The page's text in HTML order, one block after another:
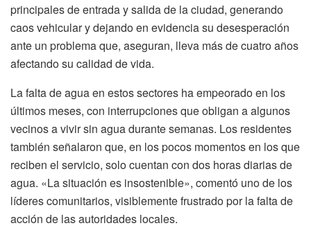
principales de entrada y salida de la ciudad, generando
caos vehicular y dejando en evidencia su desesperación
ante un problema que, aseguran, lleva más de cuatro años
afectando su calidad de vida.
La falta de agua en estos sectores ha empeorado en los
últimos meses, con interrupciones que obligan a algunos
vecinos a vivir sin agua durante semanas. Los residentes
también señalaron que, en los pocos momentos en los que
reciben el servicio, solo cuentan con dos horas diarias de
agua. «La situación es insostenible», comentó uno de los
líderes comunitarios, visiblemente frustrado por la falta de
acción de las autoridades locales.